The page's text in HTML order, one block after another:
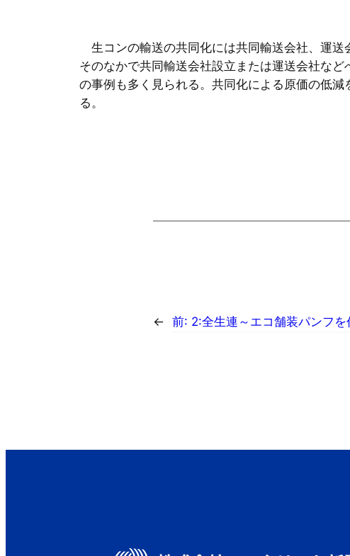
生コンの輸送の共同化には共同輸送会社、運送
そのなかで共同輸送会社設立または運送会社な
の事例も多く見られる。共同化による原価の低
る。
← 前: 2:全生連～エコ舗装パンフ